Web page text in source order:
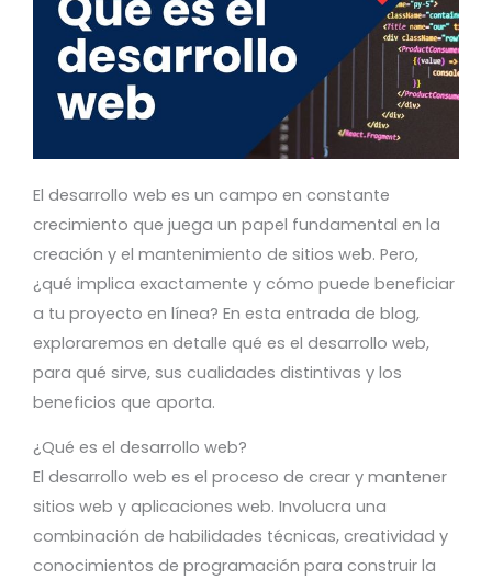
El desarrollo web es un campo en constante
crecimiento que juega un papel fundamental en la
creación y el mantenimiento de sitios web. Pero,
¿qué implica exactamente y cómo puede beneficiar
a tu proyecto en línea? En esta entrada de blog,
exploraremos en detalle qué es el desarrollo web,
para qué sirve, sus cualidades distintivas y los
beneficios que aporta.
¿Qué es el desarrollo web?
El desarrollo web es el proceso de crear y mantener
sitios web y aplicaciones web. Involucra una
combinación de habilidades técnicas, creatividad y
conocimientos de programación para construir la